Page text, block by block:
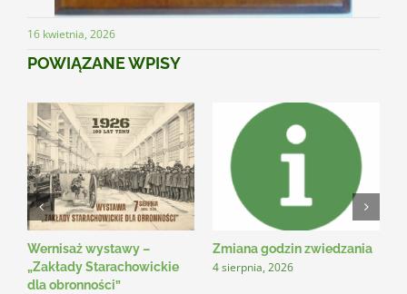
16 kwietnia, 2026
POWIĄZANE WPISY
Wernisaż wystawy –
„Zakłady Starachowickie
dla obronności”
Zmiana godzin zwiedzania
4 sierpnia, 2026